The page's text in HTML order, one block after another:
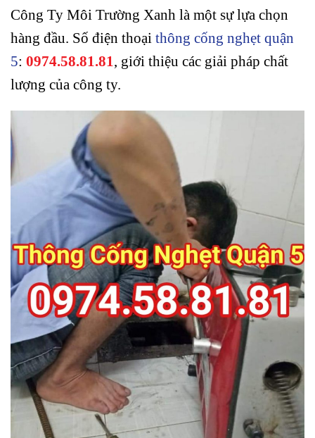
Công Ty Môi Trường Xanh là một sự lựa chọn
hàng đầu. Số điện thoại thông cống nghẹt quận
5: 0974.58.81.81 , giới thiệu các giải pháp chất
lượng của công ty.